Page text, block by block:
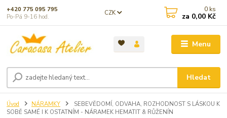
Menu
CZK
Hledat
+420 775 095 795
Po-Pá 9-16 hod.
0 ks
za 0,00 Kč
Úvod NÁRAMKY
SEBEVĚDOMÍ, ODVAHA, ROZHODNOST S LÁSKOU K
SOBĚ SAMÉ I K OSTATNÍM - NÁRAMEK HEMATIT & RŮŽENÍN